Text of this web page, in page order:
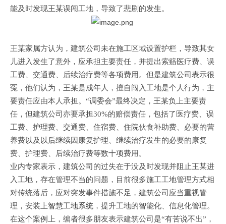
能及时发现王某误闯工地，导致了悲剧的发生。
王某家属方认为，建筑公司未在施工区域设置护栏，导致其女
儿进入发生了意外，应承担主要责任，并提出索赔医疗费、误
工费、交通费、后续治疗费等各项费用。但是建筑公司表示很
冤，他们认为，王某是成年人，擅自闯入工地是个人行为，主
要责任应由本人承担。“调委会”最终决定，王某负上主要责
任，但建筑公司亦要承担30%的赔偿责任，包括了医疗费、误
工费、护理费、交通费、住宿费、住院伙食补助费、必要的营
养费以及以后继续因康复护理、继续治疗发生的必要的康复
费、护理费、后续治疗费等数十项费用。
业内专家表示，建筑公司的过失在于没及时发现并阻止王某进
入工地，存在管理不当的问题，目前很多施工工地管理方式相
对传统落后，应对突发事件措施不足，建筑公司应当重视管
理，安装上智慧工地系统 ，提升工地的智能化、信息化管理。
在这个案例上，编者很多朋友表示建筑公司是“有苦说不出”，